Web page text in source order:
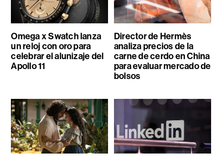
Omega x Swatch lanza
un reloj con oro para
celebrar el alunizaje del
Apollo 11
Director de Hermès
analiza precios de la
carne de cerdo en China
para evaluar mercado de
bolsos